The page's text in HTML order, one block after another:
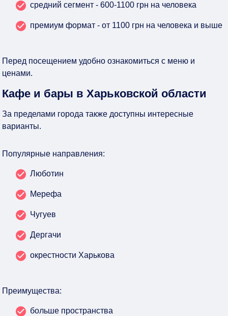
средний сегмент - 600-1100 грн на человека
премиум формат - от 1100 грн на человека и выше
Перед посещением удобно ознакомиться с меню и
ценами.
Кафе и бары в Харьковской области
За пределами города также доступны интересные
варианты.
Популярные направления:
Люботин
Мерефа
Чугуев
Дергачи
окрестности Харькова
Преимущества:
больше пространства